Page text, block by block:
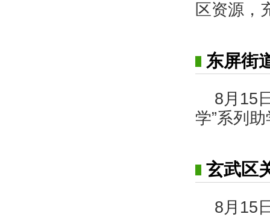
区资源，
东屏街
8月15
学”系列
玄武区
8月15